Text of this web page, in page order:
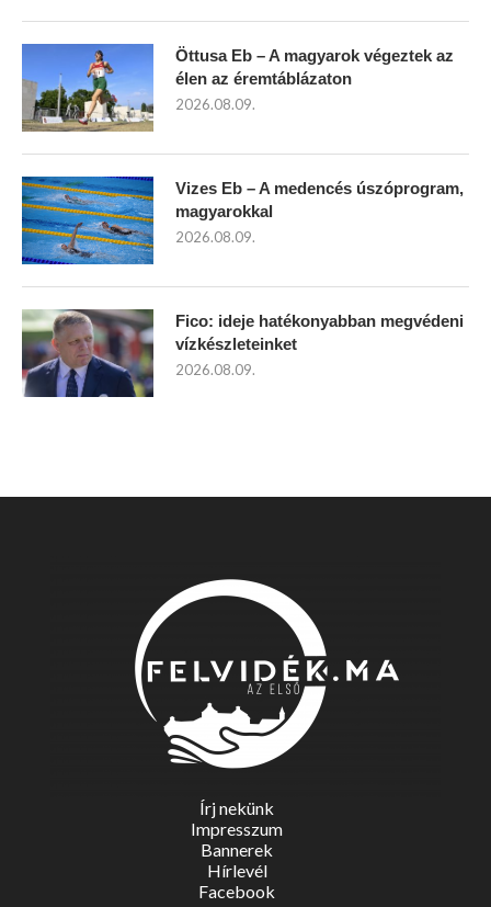
Öttusa Eb – A magyarok végeztek az
élen az éremtáblázaton
2026.08.09.
Vizes Eb – A medencés úszóprogram,
magyarokkal
2026.08.09.
Fico: ideje hatékonyabban megvédeni
vízkészleteinket
2026.08.09.
Írj nekünk
Impresszum
Bannerek
Hírlevél
Facebook